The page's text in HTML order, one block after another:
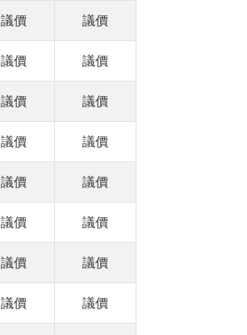
議價 議價
議價 議價
議價 議價
議價 議價
議價 議價
議價 議價
議價 議價
議價 議價